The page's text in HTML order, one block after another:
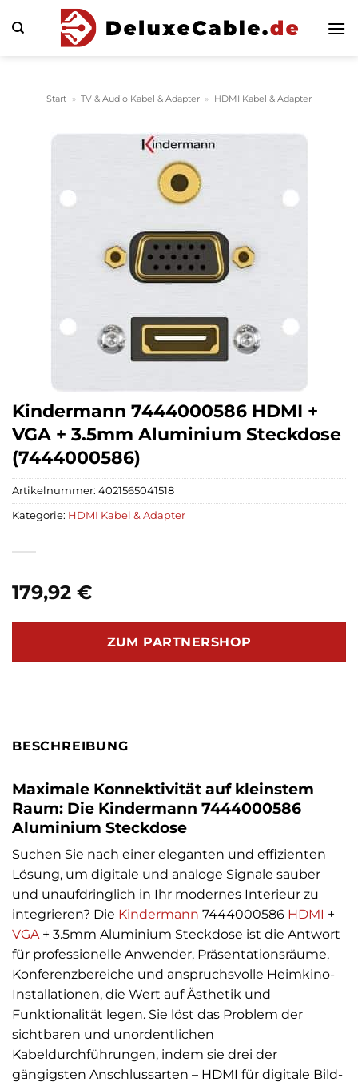
Inhalt
Start » TV & Audio Kabel & Adapter » HDMI Kabel & Adapter
Kindermann 7444000586 HDMI +
VGA + 3.5mm Aluminium Steckdose
(7444000586)
179,92 €
ZUM PARTNERSHOP
Artikelnummer: 4021565041518
Kategorie: HDMI Kabel & Adapter
BESCHREIBUNG
Maximale Konnektivität auf kleinstem
Raum: Die Kindermann 7444000586
Aluminium Steckdose
Suchen Sie nach einer eleganten und effizienten
Lösung, um digitale und analoge Signale sauber
und unaufdringlich in Ihr modernes Interieur zu
integrieren? Die Kindermann 7444000586 HDMI +
VGA+ 3.5mm Aluminium Steckdose ist die Antwort
für professionelle Anwender, Präsentationsräume,
Konferenzbereiche und anspruchsvolle Heimkino-
Installationen, die Wert auf Ästhetik und
Funktionalität legen. Sie löst das Problem der
sichtbaren und unordentlichen
Kabeldurchführungen, indem sie drei der
gängigsten Anschlussarten – HDMI für digitale Bild-